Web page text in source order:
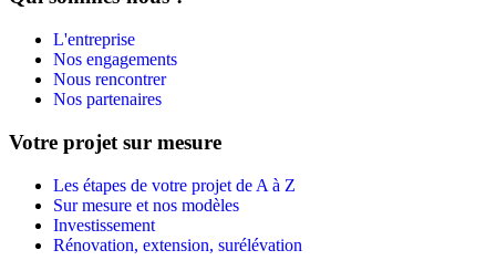
L'entreprise
Nos engagements
Nous rencontrer
Nos partenaires
Votre projet sur mesure
Les étapes de votre projet de A à Z
Sur mesure et nos modèles
Investissement
Rénovation, extension, surélévation